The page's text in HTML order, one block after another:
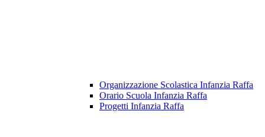
Organizzazione Scolastica Infanzia Raffa
Orario Scuola Infanzia Raffa
Progetti Infanzia Raffa